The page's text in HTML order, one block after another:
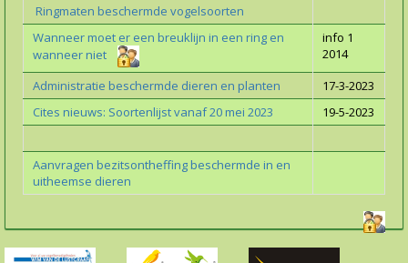
Ringmaten beschermde vogelsoorten
Wanneer moet er een breuklijn in een ring en
wanneer niet
info 1
2014
Administratie beschermde dieren en planten
17-3-2023
Cites nieuws: Soortenlijst vanaf 20 mei 2023
19-5-2023
Aanvragen bezitsontheffing beschermde in en
uitheemse dieren